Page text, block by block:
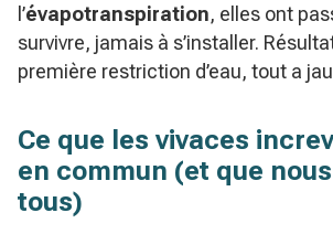
l’évapotranspiration, elles ont
survivre, jamais à s’installer.
première restriction d’eau, tout a
Ce que les vivaces
en commun (et que
tous)